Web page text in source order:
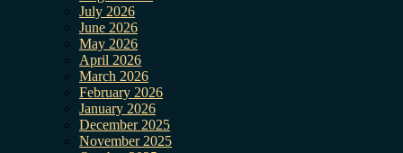
July 2026
June 2026
May 2026
April 2026
March 2026
February 2026
January 2026
December 2025
November 2025